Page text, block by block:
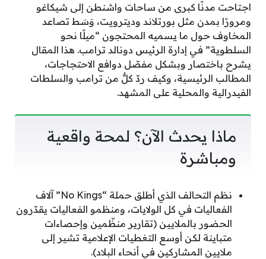
اجتاحت مدنًا كبرى من ساحات واشنطن إلى شيكاغو
ومرورًا بمدن مثل بورتلاند وديترويت، وَسَط تصاعد
المخاوف حول ما يسميه المحتجون “ميلًا نحو
السلطوية” في إدارة الرئيس دونالد ترامب. هذا المقال
يشرح باختصار وبشكل مفصّل دوافع الاحتجاجات،
المطالب الرئيسية، وكيف ردّ كلٌّ من ترامب والسلطات
الفيدرالية والمحلية على المشهد.
ماذا يحدث الآن؟ لمحة واقعية
ومباشرة
نظم التحالف الذي أطلق حملة “No Kings” آلاف
الفعاليات في كل الولايات، ومنظمو الفعاليات يقدّرون
الحضور بالملايين (تقارير منظّمين وإحصاءات
متباينة لكن أوسع التغطيات الإعلامية تشير إلى
ملايين المشاركين في أنحاء البلاد).